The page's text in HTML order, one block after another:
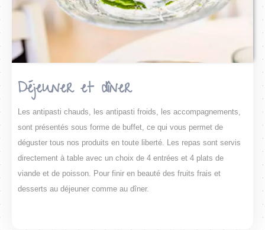
Déjeuner et dîner
Les antipasti chauds, les antipasti froids, les accompagnements,
sont présentés sous forme de buffet, ce qui vous permet de
déguster tous nos produits en toute liberté. Les repas sont servis
directement à table avec un choix de 4 entrées et 4 plats de
viande et de poisson. Pour finir en beauté des fruits frais et
desserts au déjeuner comme au dîner.